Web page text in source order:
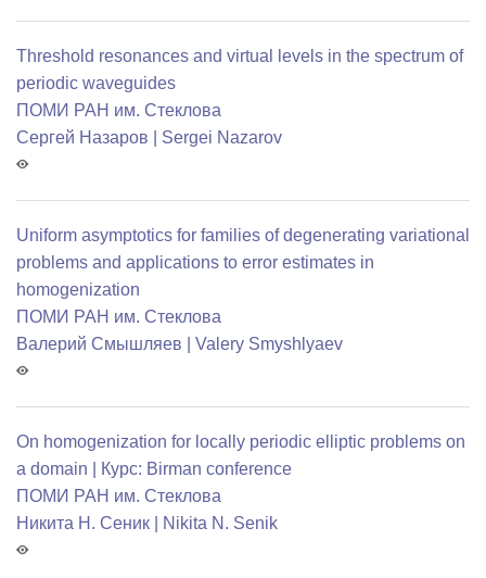
Threshold resonances and virtual levels in the spectrum of
periodic waveguides
ПОМИ РАН им. Стеклова
Сергей Назаров | Sergei Nazarov
Uniform asymptotics for families of degenerating variational
problems and applications to error estimates in
homogenization
ПОМИ РАН им. Стеклова
Валерий Смышляев | Valery Smyshlyaev
On homogenization for locally periodic elliptic problems on
a domain | Курс: Birman conference
ПОМИ РАН им. Стеклова
Никита Н. Сеник | Nikita N. Senik